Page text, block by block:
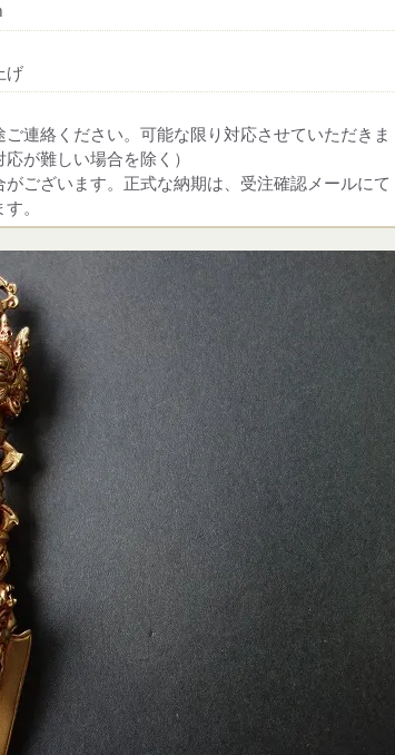
げ
連絡ください。可能な限り対応させていただきま
が難しい場合を除く）
ございます。正式な納期は、受注確認メールにて
。